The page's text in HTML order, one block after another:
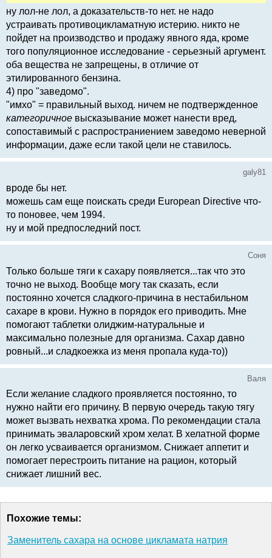
ну лол-не лол, а доказательств-то нет. не надо
устраивать противоцикламатную истерию. никто не
пойдет на производство и продажу явного яда, кроме
того популяционное исследование - серьезный аргумент.
оба вещества не запрещены, в отличие от
этилированного бензина.
4) про "заведомо".
"имхо" = правильный выход. ничем не подтвержденное
категоричное высказывание может нанести вред,
сопоставимый с распространиением заведомо неверной
информации, даже если такой цели не ставилось.
galy81
вроде бы нет.
можешь сам еще поискать среди European Directive что-
то поновее, чем 1994.
ну и мой предпоследний пост.
Соня
Только больше тяги к сахару появляется...так что это
точно не выход. Вообще могу так сказать, если
постоянно хочется сладкого-причина в нестабильном
сахаре в крови. Нужно в порядок его приводить. Мне
помогают таблетки олиджим-натуральные и
максимально полезные для организма. Сахар давно
ровный...и сладкоежка из меня пропала куда-то))
Валя
Если желание сладкого проявляется постоянно, то
нужно найти его причину. В первую очередь такую тягу
может вызвать нехватка хрома. По рекомендации стала
принимать эваларовский хром хелат. В хелатной форме
он легко усваивается организмом. Снижает аппетит и
помогает перестроить питание на рацион, который
снижает лишний вес.
Похожие темы:
Заменитель сахара на основе цикламата натрия